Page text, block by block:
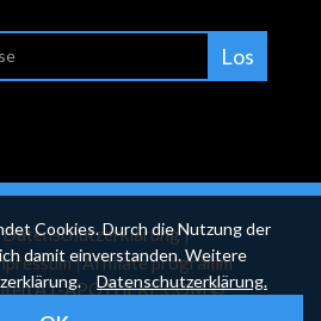
Los
Datenschutzerklärung
Affiliate programm
A1-APOTHEKE.COM ©
Cookies. Durch die Nutzung der
damit einverstanden. Weitere
Datenschutzerklärung.